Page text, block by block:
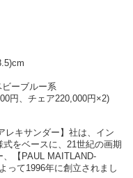
ーブルー系
円、チェア220,000円×2)
レキサンダー】社は、イン
をベースに、21世紀の画期
【PAUL MAITLAND-
って1996年に創立されまし